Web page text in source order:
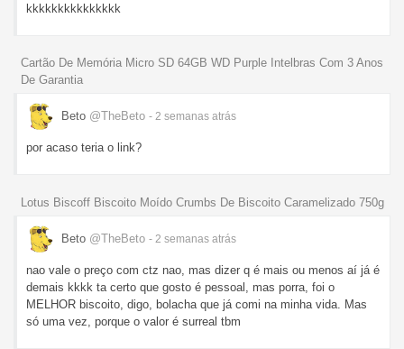
kkkkkkkkkkkkkkk
Cartão De Memória Micro SD 64GB WD Purple Intelbras Com 3 Anos
De Garantia
Beto @TheBeto - 2 semanas atrás
por acaso teria o link?
Lotus Biscoff Biscoito Moído Crumbs De Biscoito Caramelizado 750g
Beto @TheBeto - 2 semanas atrás
nao vale o preço com ctz nao, mas dizer q é mais ou menos aí já é
demais kkkk ta certo que gosto é pessoal, mas porra, foi o
MELHOR biscoito, digo, bolacha que já comi na minha vida. Mas
só uma vez, porque o valor é surreal tbm